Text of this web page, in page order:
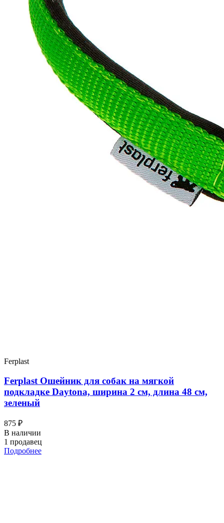
Ferplast
Ferplast Ошейник для собак на мягкой
подкладке Daytona, ширина 2 см, длина 48 см,
зеленый
875 ₽
В наличии
1 продавец
Подробнее